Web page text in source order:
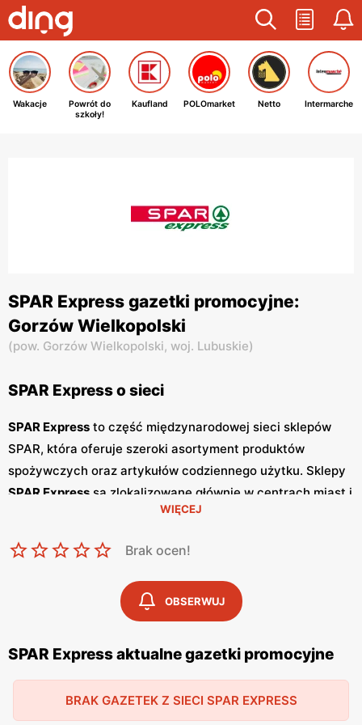
Wakacje
Powrót do
szkoły!
Kaufland POLOmarket Netto Intermarche
SPAR Express gazetki promocyjne:
Gorzów Wielkopolski
(pow. Gorzów Wielkopolski, woj. Lubuskie)
SPAR Express o sieci
SPAR Express to część międzynarodowej sieci sklepów
SPAR, która oferuje szeroki asortyment produktów
spożywczych oraz artykułów codziennego użytku. Sklepy
SPAR Express są zlokalizowane głównie w centrach miast i
przy głównych arteriach komunikacyjnych, co sprawia, że
zapracowanych klientów. SiećSPAR Express
gazetki promocyjne, które pojawiają się co tydzień
i zawierają informacje o najnowszych
promocjach
niskich cenachna produkty spożywcze,
napoje i artykuły codziennego użytku. Dzięki
gazetkom
klienci mogą łatwo śledzić aktualne oferty i korzystać z
wybór produktów, w tym świeże pieczywo, warzywa i
WIĘCEJ
Brak ocen!
OBSERWUJ
SPAR Express aktualne gazetki promocyjne
BRAK GAZETEK Z SIECI SPAR EXPRESS